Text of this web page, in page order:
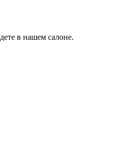
в нашем салоне.